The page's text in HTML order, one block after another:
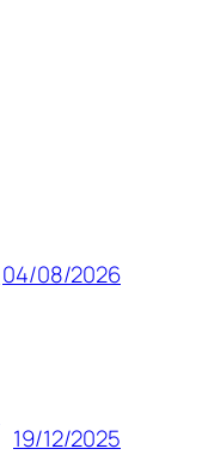
04/08/2026
19/12/2025